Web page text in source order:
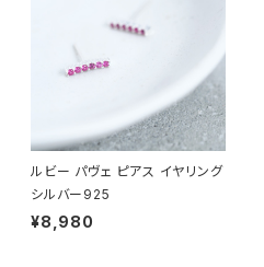
ルビー パヴェ ピアス イヤリング
シルバー925
¥8,980